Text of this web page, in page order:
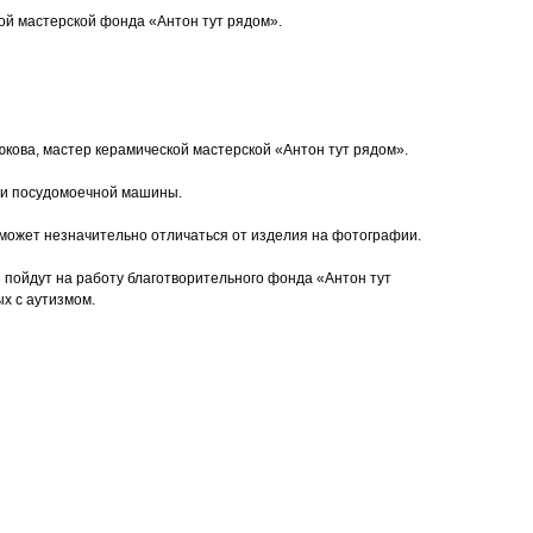
мастерской фонда «Антон тут рядом».
мастер керамической мастерской «Антон тут рядом».
посудомоечной машины.
незначительно отличаться от изделия на фотографии.
на работу благотворительного фонда «Антон тут
с аутизмом.